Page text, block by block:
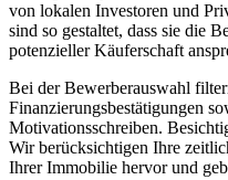
von lokalen Investoren und
sind so gestaltet, dass sie die
potenzieller Käuferschaft
Bei der Bewerberauswahl
Finanzierungsbestätigungen
Motivationsschreiben.
Wir berücksichtigen Ihre
Ihrer Immobilie hervor und